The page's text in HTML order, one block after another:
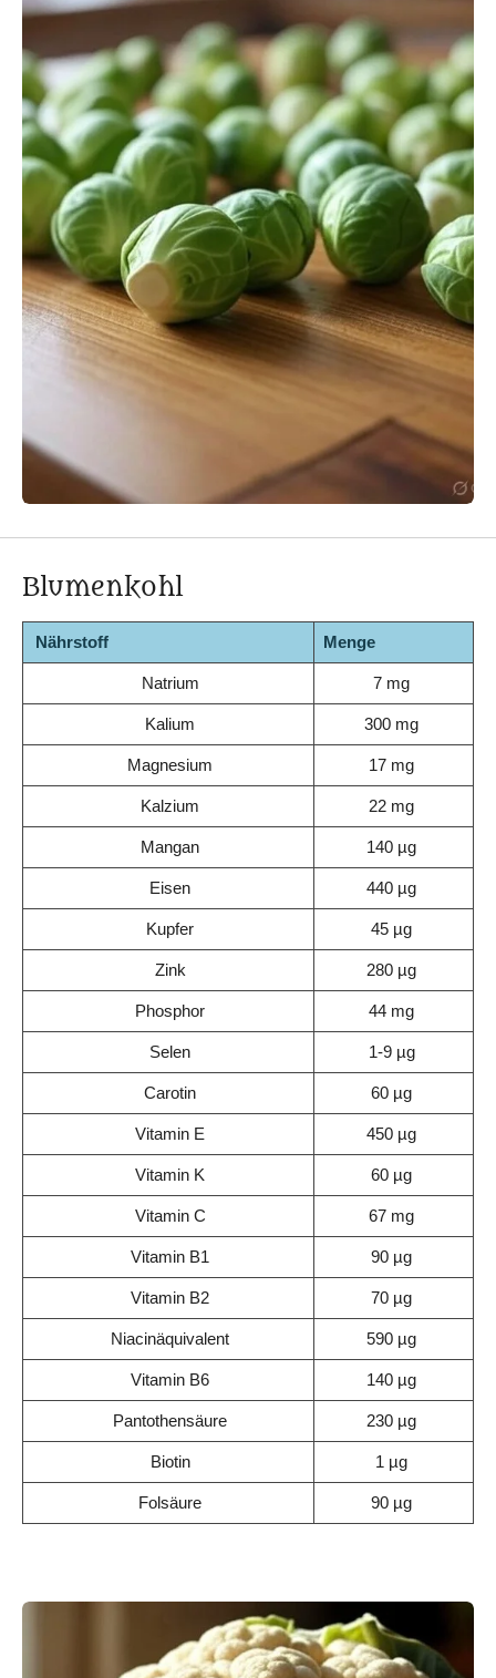
Blumenkohl
Nährstoff Menge
Natrium 7 mg
Kalium 300 mg
Magnesium 17 mg
Kalzium 22 mg
Mangan 140 µg
Eisen 440 µg
Kupfer 45 µg
Zink 280 µg
Phosphor 44 mg
Selen 1-9 µg
Carotin 60 µg
Vitamin E 450 µg
Vitamin K 60 µg
Vitamin C 67 mg
Vitamin B1 90 µg
Vitamin B2 70 µg
Niacinäquivalent 590 µg
Vitamin B6 140 µg
Pantothensäure 230 µg
Biotin 1 µg
Folsäure 90 µg